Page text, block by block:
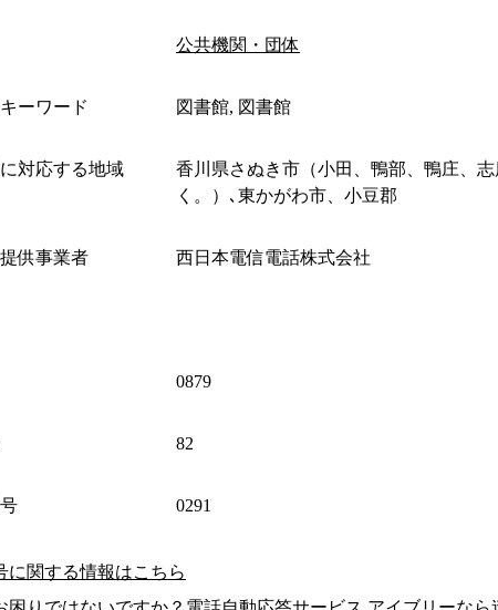
公共機関・団体
ーワード 図書館, 図書館
対応する地域
香川県さぬき市（小田、鴨部、鴨庄、
く。）､東かがわ市、小豆郡
供事業者 西日本電信電話株式会社
0879
82
0291
に関する情報はこちら